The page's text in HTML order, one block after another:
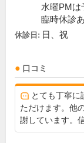
水曜PMは
臨時休診
休診日: 日、祝
口コミ
とても丁寧に
ただけます。他
謝しています。信